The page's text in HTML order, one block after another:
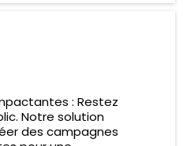
: Restez
Notre solution
des campagnes